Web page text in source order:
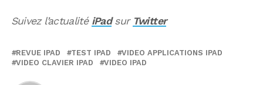
Suivez l’actualité iPadsur Twitter
REVUE IPAD TEST IPAD
VIDEO APPLICATIONS IPAD
VIDEO CLAVIER IPAD
VIDEO IPAD